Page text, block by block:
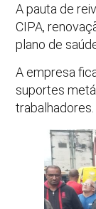
A pauta de
CIPA,
plano de
A empresa
suportes
trabalhadores.